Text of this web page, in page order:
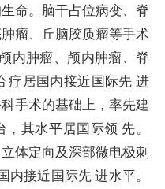
命。脑干占位病变、脊
瘤、丘脑胶质瘤等手术
内肿瘤、颅内肿瘤、脊
疗居国内接近国际先 进
手术的基础上，率先建
其水平居国际领 先。
体定向及深部微电极刺
接近国际先 进水平。